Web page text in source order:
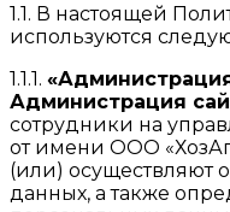
1.1. В настоящей
используются
1.1.1.
Администрация
сотрудники на
от имени ООО
(или) осуществляют
данных, а также